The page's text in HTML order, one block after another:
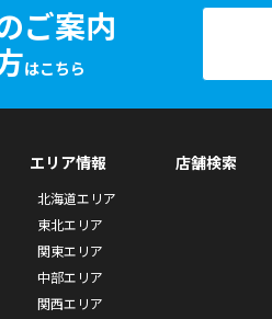
ご案内
はこちら
エリア情報
北海道エリア
東北エリア
関東エリア
中部エリア
関西エリア
店舗検索